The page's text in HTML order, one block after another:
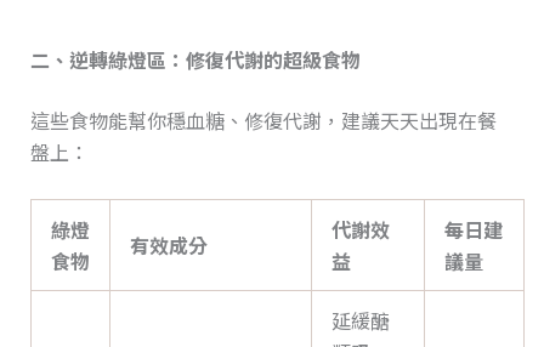
二、逆轉綠燈區：修復代謝的超級食物
這些食物能幫你穩血糖、修復代謝，建議天天出現在餐
盤上：
綠燈
食物
有效成分
代謝效
益
每日建
議量
延緩醣